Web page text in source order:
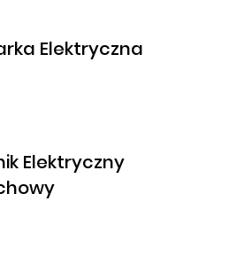
Elektryczna
Elektryczny